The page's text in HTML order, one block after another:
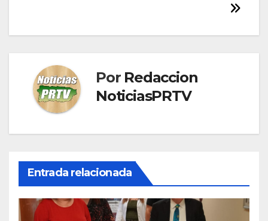
Por Redaccion
NoticiasPRTV
Entrada relacionada